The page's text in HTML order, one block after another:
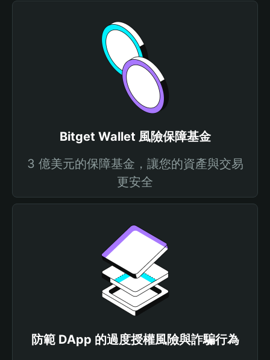
Bitget Wallet 風險保障基金
3 億美元的保障基金，讓您的資產與交易
更安全
防範 DApp 的過度授權風險與詐騙行為